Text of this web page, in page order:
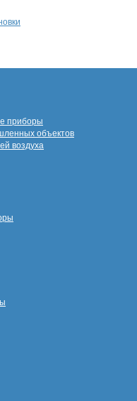
приборы
объектов
воздуха